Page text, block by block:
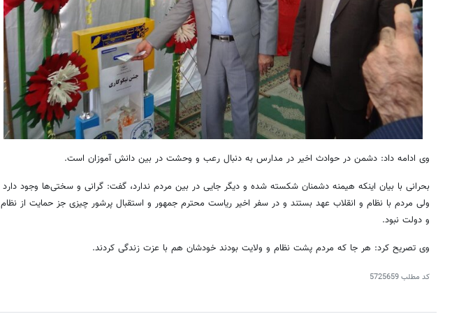
وی ادامه داد: دشمن در حوادث اخیر در مدارس به دنبال رعب و وحشت در بین دانش آموزان است.
بحرانی با بیان اینکه هیمنه دشمنان شکسته شده و دیگر جایی در بین مردم ندارد، گفت: گرانی و سختی‌ها وجود دارد
ولی مردم با نظام و انقلاب عهد بستند و در سفر اخیر ریاست محترم جمهور و استقبال پرشور چیزی جز حمایت از نظام
و دولت نبود.
وی تصریح کرد: هر جا که مردم پشت نظام و ولایت بودند خودشان هم با عزت زندگی کردند.
کد مطلب5725659روزنامه‌های ورزشی شنبه ۱۷ مرداد ۱۴۰۵